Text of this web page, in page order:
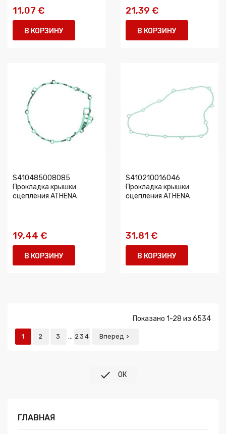
11,07 €
В КОРЗИНУ
21,39 €
В КОРЗИНУ
S410485008085
Прокладка крышки
сцепления ATHENA
19,44 €
В КОРЗИНУ
S410210016046
Прокладка крышки
сцепления ATHENA
31,81 €
В КОРЗИНУ
Показано 1-28 из 6534
1 2 3 … 234 Вперед 
 ОК
ГЛАВНАЯ